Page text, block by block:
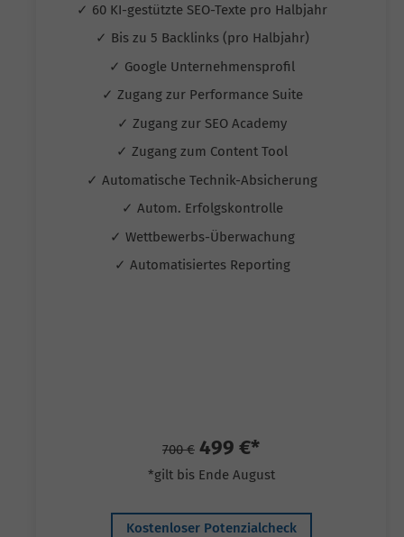
✓ 60 KI-gestützte SEO-Texte pro Halbjahr
✓ Bis zu 5 Backlinks (pro Halbjahr)
✓ Google Unternehmensprofil
✓ Zugang zur Performance Suite
✓ Zugang zur SEO Academy
✓ Zugang zum Content Tool
✓ Automatische Technik-Absicherung
✓ Autom. Erfolgskontrolle
✓ Wettbewerbs-Überwachung
✓ Automatisiertes Reporting
700 € 499 €*
*gilt bis Ende August
Kostenloser Potenzialcheck